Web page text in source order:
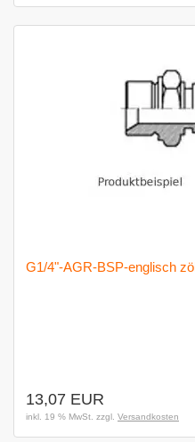
G1/4"-AGR-BSP-englisch
13,07 EUR
inkl. 19 % MwSt. zzgl. Versandkosten